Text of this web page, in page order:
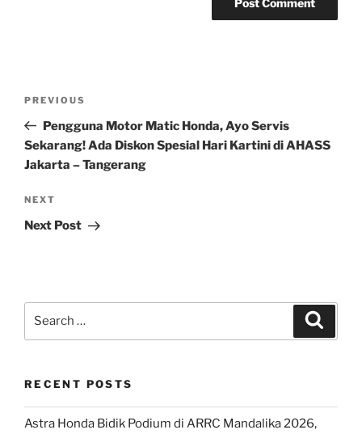
Previous
Post
PREVIOUS
Pengguna Motor Matic Honda, Ayo Servis
Sekarang! Ada Diskon Spesial Hari Kartini di AHASS
Jakarta – Tangerang
Next
Post
NEXT
Next Post
RECENT POSTS
Astra Honda Bidik Podium di ARRC Mandalika 2026,